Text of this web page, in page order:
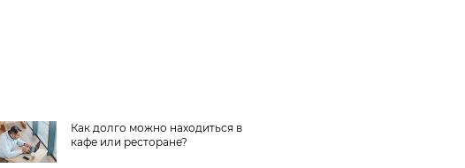
Как долго можно находиться в
кафе или ресторане?